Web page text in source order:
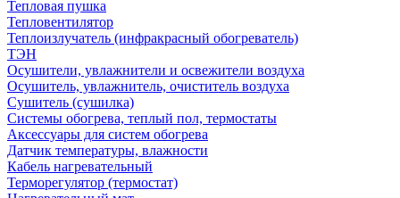
Тепловая пушка
Тепловентилятор
Теплоизлучатель (инфракрасный обогреватель)
ТЭН
Осушители, увлажнители и освежители воздуха
Осушитель, увлажнитель, очиститель воздуха
Сушитель (сушилка)
Системы обогрева, теплый пол, термостаты
Аксессуары для систем обогрева
Датчик температуры, влажности
Кабель нагревательный
Терморегулятор (термостат)